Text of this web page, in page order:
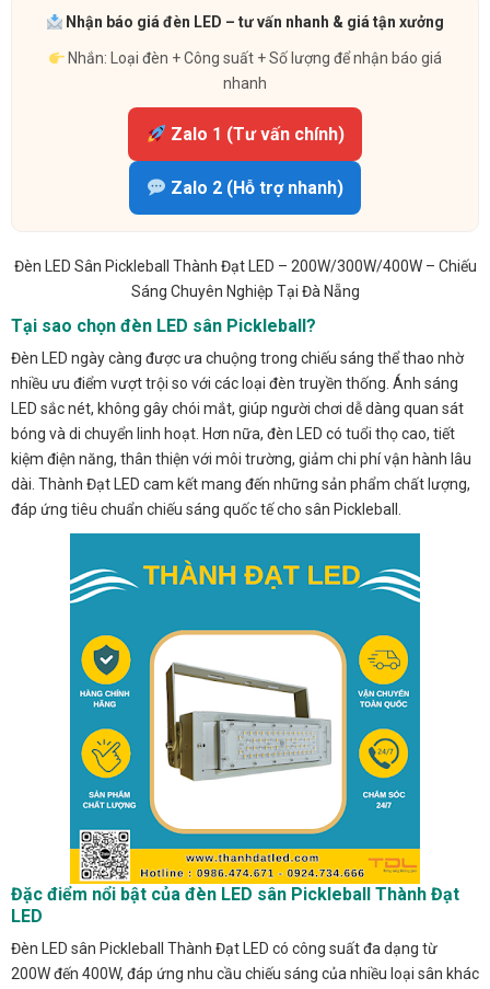
Nhận báo giá đèn LED – tư vấn nhanh & giá tận xưởng
Nhắn: Loại đèn + Công suất + Số lượng để nhận báo giá
nhanh
Zalo 1 (Tư vấn chính)
Zalo 2 (Hỗ trợ nhanh)
Đèn LED Sân Pickleball Thành Đạt LED – 200W/300W/400W – Chiếu
Sáng Chuyên Nghiệp Tại Đà Nẵng
Tại sao chọn đèn LED sân Pickleball?
Đèn LED ngày càng được ưa chuộng trong chiếu sáng thể thao nhờ
nhiều ưu điểm vượt trội so với các loại đèn truyền thống. Ánh sáng
LED sắc nét, không gây chói mắt, giúp người chơi dễ dàng quan sát
bóng và di chuyển linh hoạt. Hơn nữa, đèn LED có tuổi thọ cao, tiết
kiệm điện năng, thân thiện với môi trường, giảm chi phí vận hành lâu
dài. Thành Đạt LED cam kết mang đến những sản phẩm chất lượng,
đáp ứng tiêu chuẩn chiếu sáng quốc tế cho sân Pickleball.
Đặc điểm nổi bật của đèn LED sân Pickleball Thành Đạt
LED
Đèn LED sân Pickleball Thành Đạt LED có công suất đa dạng từ
200W đến 400W, đáp ứng nhu cầu chiếu sáng của nhiều loại sân khác